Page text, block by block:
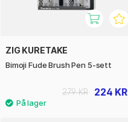
ZIG KURETAKE
Bimoji Fude Brush Pen 5-sett
224 KR
279 KR